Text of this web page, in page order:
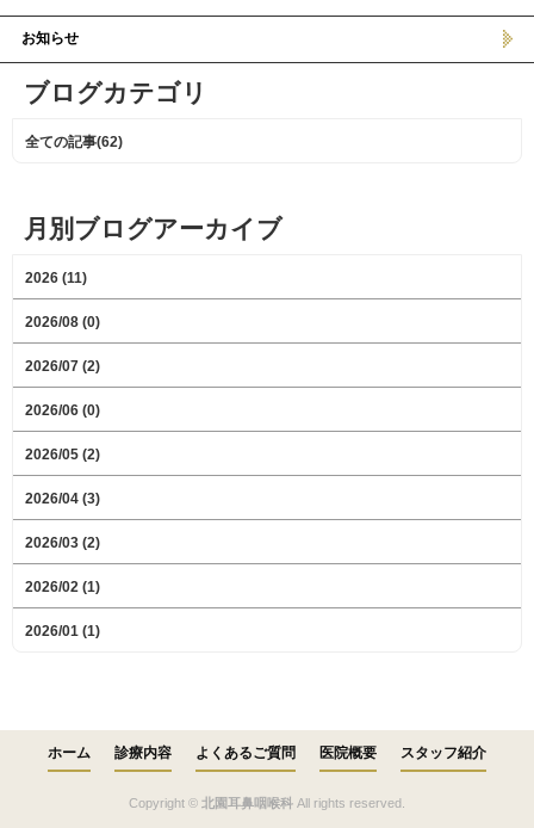
お知らせ
ブログカテゴリ
全ての記事(62)
月別ブログアーカイブ
2026 (11)
2026/08 (0)
2026/07 (2)
2026/06 (0)
2026/05 (2)
2026/04 (3)
2026/03 (2)
2026/02 (1)
2026/01 (1)
ホーム 診療内容 よくあるご質問 医院概要 スタッフ紹介
Copyright © 北園耳鼻咽喉科 All rights reserved.